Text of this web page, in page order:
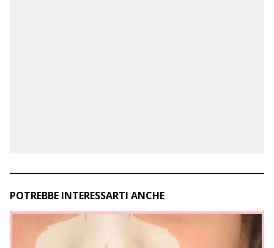
POTREBBE INTERESSARTI ANCHE